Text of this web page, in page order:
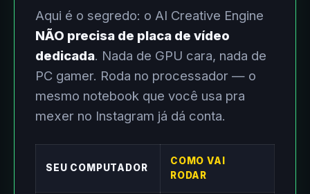
Aqui é o segredo: o AI Creative Engine
NÃO precisa de placa de vídeo
dedicada. Nada de GPU cara, nada de
PC gamer. Roda no processador — o
mesmo notebook que você usa pra
mexer no Instagram já dá conta.
SEU COMPUTADOR
COMO VAI
RODAR